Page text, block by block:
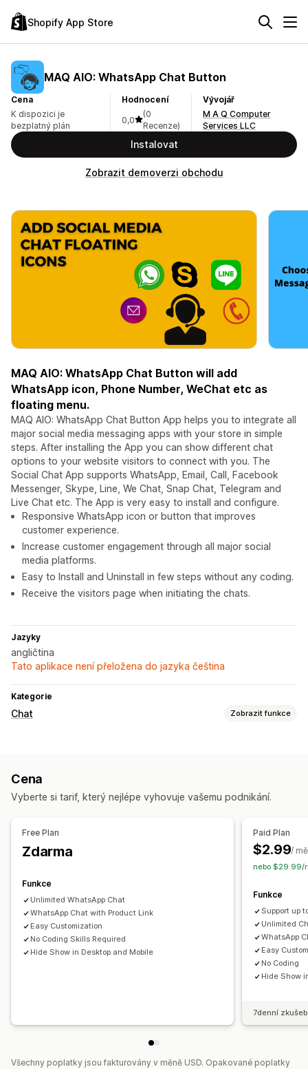
Shopify App Store
MAQ AIO: WhatsApp Chat Button
Cena
K dispozici je
bezplatný plán
Hodnocení
0,0
(0
Recenze)
Vývojář
M A Q Computer
Services LLC
Instalovat
Zobrazit demoverzi obchodu
MAQ AIO: WhatsApp Chat Button will add
WhatsApp icon, Phone Number, WeChat etc as
floating menu.
MAQ AIO: WhatsApp Chat Button App helps you to integrate all
major social media messaging apps with your store in simple
steps. After installing the App you can show different chat
options to your website visitors to connect with you. The
Social Chat App supports WhatsApp, Email, Call, Facebook
Messenger, Skype, Line, We Chat, Snap Chat, Telegram and
Live Chat etc. The App is very easy to install and configure.
Responsive WhatsApp icon or button that improves
customer experience.
Increase customer engagement through all major social
media platforms.
Easy to Install and Uninstall in few steps without any coding.
Receive the visitors page when initiating the chats.
Jazyky
angličtina
Tato aplikace není přeložena do jazyka čeština
Kategorie
Chat Zobrazit funkce
Cena
Vyberte si tarif, který nejlépe vyhovuje vašemu podnikání.
Free Plan
Zdarma
Funkce
Unlimited WhatsApp Chat
WhatsApp Chat with Product Link
Easy Customization
No Coding Skills Required
Hide Show in Desktop and Mobile
Paid Plan
$2.99/
nebo $29.99/
Funkce
Support up
Unlimited
WhatsApp
Easy
No Coding
Hide Show
7denní
Všechny poplatky jsou fakturovány v měně USD. Opakované poplatky